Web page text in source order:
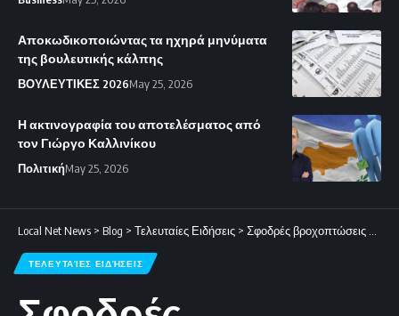
Αποκωδικοποιώντας τα ηχηρά μηνύματα
της βουλευτικής κάλπης
ΒΟΥΛΕΥΤΙΚΕΣ 2026May 25, 2026
Η ακτινογραφία του αποτελέσματος από
τον Γιώργο Καλλινίκου
ΠολιτικήMay 25, 2026
Local Net News > Blog > Τελευταίες Ειδήσεις > Σφοδρές βροχοπτώσεις στον αυτοκινητόδρομο: Ιδιαίτερη προσοχή στους οδηγούς
ΤΕΛΕΥΤΑΊΕΣ ΕΙΔΉΣΕΙΣ